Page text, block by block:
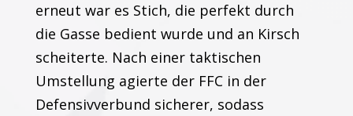
erneut war es Stich, die perfekt durch
die Gasse bedient wurde und an Kirsch
scheiterte. Nach einer taktischen
Umstellung agierte der FFC in der
Defensivverbund sicherer, sodass